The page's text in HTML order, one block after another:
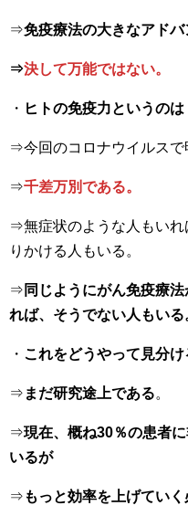
⇒免疫療法の大きなアド
⇒決して万能ではない。
・ ヒトの免疫力というのは
⇒今回のコロナウイルスで
⇒千差万別である。
⇒無症状のような人もいれ
りかける人もいる。
⇒ 同じようにがん免疫療
れば、そうでない人もいる
・ これをどうやって見分
⇒ まだ研究途上である。
⇒現在、概ね30％の患者
いるが
⇒ もっと効率を上げていく